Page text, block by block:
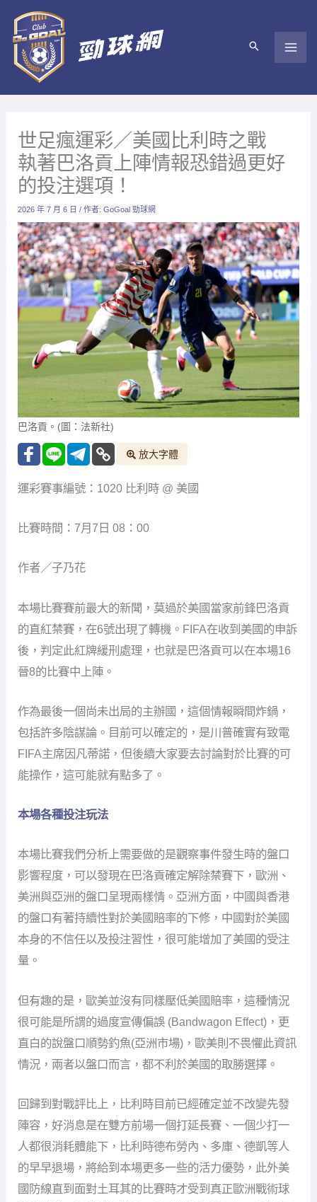
內
世足瘋運彩／美國比利時之戰
執著巴洛貢上陣情報恐錯過更好
的投注選項！
2026 年 7 月 6 日/ 作者:GoGoal 勁球網
巴洛貢。(圖：法新社)
放大字體
運彩賽事編號：1020 比利時 @ 美國
比賽時間：7月7日 08：00
作者／子乃花
本場比賽賽前最大的新聞，莫過於美國當家前鋒巴洛貢
的直紅禁賽，在6號出現了轉機。FIFA在收到美國的申訴
後，判定此紅牌緩刑處理，也就是巴洛貢可以在本場16
晉8的比賽中上陣。
作為最後一個尚未出局的主辦國，這個情報瞬間炸鍋，
包括許多陰謀論。目前可以確定的，是川普確實有致電
FIFA主席因凡蒂諾，但後續大家要去討論對於比賽的可
能操作，這可能就有點多了。
本場各種投注玩法
本場比賽我們分析上需要做的是觀察事件發生時的盤口
影響程度，可以發現在巴洛貢確定解除禁賽下，歐洲、
美洲與亞洲的盤口呈現兩樣情。亞洲方面，中國與香港
的盤口有著持續性對於美國賠率的下修，中國對於美國
本身的不信任以及投注習性，很可能增加了美國的受注
量。
但有趣的是，歐美並沒有同樣壓低美國賠率，這種情況
很可能是所謂的過度宣傳偏誤 (Bandwagon Effect)，更
直白的說盤口順勢釣魚(亞洲市場)，歐美則不畏懼此資訊
情況，兩者以盤口而言，都不利於美國的取勝選擇。
回歸到對戰評比上，比利時目前已經確定並不改變先發
陣容，好消息是在雙方前場一個打延長賽、一個少打一
人都很消耗體能下，比利時德布勞內、多庫、德凱等人
的早早退場，將給到本場更多一些的活力優勢，此外美
國防線直到面對土耳其的比賽時才受到真正歐洲戰術球